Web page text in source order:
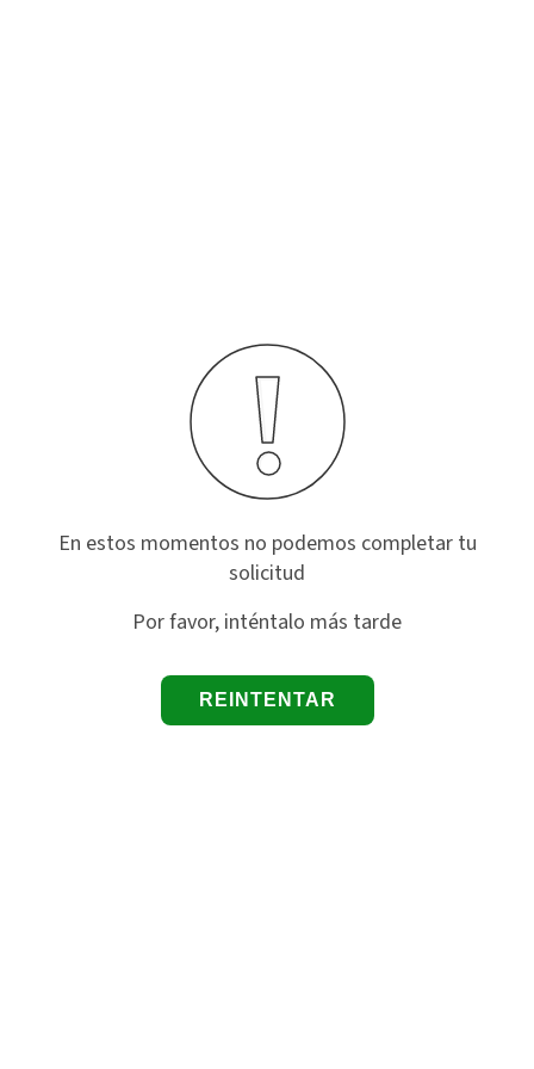
En estos momentos no podemos completar tu
solicitud
Por favor, inténtalo más tarde
REINTENTAR